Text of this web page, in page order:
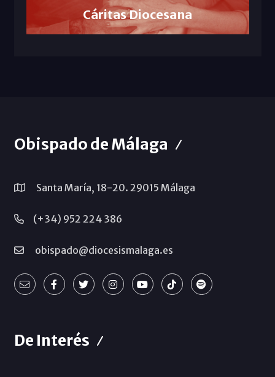
Cáritas Diocesana
Obispado de Málaga
Santa María, 18-20. 29015 Málaga
(+34) 952 224 386
obispado@diocesismalaga.es
De Interés